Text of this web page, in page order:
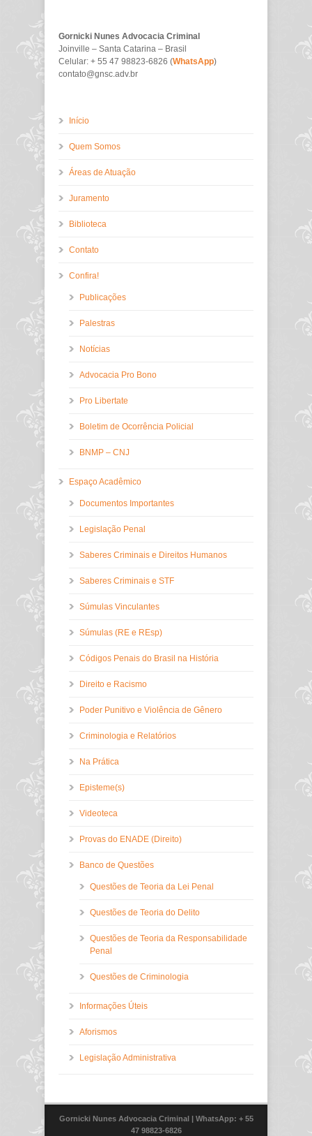
Gornicki Nunes Advocacia Criminal
Joinville – Santa Catarina – Brasil
Celular: + 55 47 98823-6826 (WhatsApp)
contato@gnsc.adv.br
Início
Quem Somos
Áreas de Atuação
Juramento
Biblioteca
Contato
Confira!
Publicações
Palestras
Notícias
Advocacia Pro Bono
Pro Libertate
Boletim de Ocorrência Policial
BNMP – CNJ
Espaço Acadêmico
Documentos Importantes
Legislação Penal
Saberes Criminais e Direitos Humanos
Saberes Criminais e STF
Súmulas Vinculantes
Súmulas (RE e REsp)
Códigos Penais do Brasil na História
Direito e Racismo
Poder Punitivo e Violência de Gênero
Criminologia e Relatórios
Na Prática
Episteme(s)
Videoteca
Provas do ENADE (Direito)
Banco de Questões
Questões de Teoria da Lei Penal
Questões de Teoria do Delito
Questões de Teoria da Responsabilidade
Penal
Questões de Criminologia
Informações Úteis
Aforismos
Legislação Administrativa
Gornicki Nunes Advocacia Criminal| WhatsApp: + 55
47 98823-6826